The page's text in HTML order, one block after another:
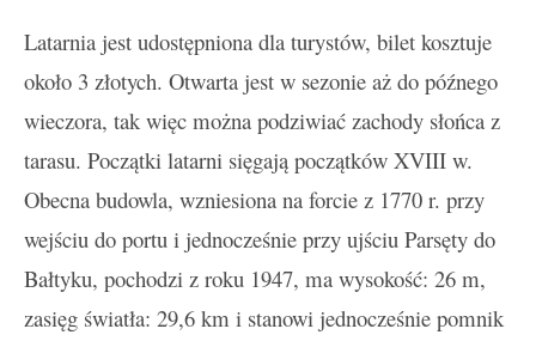
Latarnia jest udostępniona dla turystów, bilet kosztuje
około 3 złotych. Otwarta jest w sezonie aż do późnego
wieczora, tak więc można podziwiać zachody słońca z
tarasu. Początki latarni sięgają początków XVIII w.
Obecna budowla, wzniesiona na forcie z 1770 r. przy
wejściu do portu i jednocześnie przy ujściu Parsęty do
Bałtyku, pochodzi z roku 1947, ma wysokość: 26 m,
zasięg światła: 29,6 km i stanowi jednocześnie pomnik